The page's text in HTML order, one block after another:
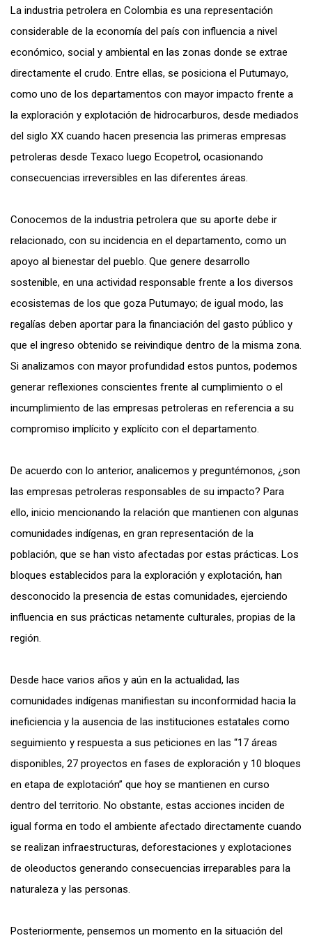
La industria petrolera en Colombia es una representación
considerable de la economía del país con influencia a nivel
económico, social y ambiental en las zonas donde se extrae
directamente el crudo. Entre ellas, se posiciona el Putumayo,
como uno de los departamentos con mayor impacto frente a
la exploración y explotación de hidrocarburos, desde mediados
del siglo XX cuando hacen presencia las primeras empresas
petroleras desde Texaco luego Ecopetrol, ocasionando
consecuencias irreversibles en las diferentes áreas.
Conocemos de la industria petrolera que su aporte debe ir
relacionado, con su incidencia en el departamento, como un
apoyo al bienestar del pueblo. Que genere desarrollo
sostenible, en una actividad responsable frente a los diversos
ecosistemas de los que goza Putumayo; de igual modo, las
regalías deben aportar para la financiación del gasto público y
que el ingreso obtenido se reivindique dentro de la misma zona.
Si analizamos con mayor profundidad estos puntos, podemos
generar reflexiones conscientes frente al cumplimiento o el
incumplimiento de las empresas petroleras en referencia a su
compromiso implícito y explícito con el departamento.
De acuerdo con lo anterior, analicemos y preguntémonos, ¿son
las empresas petroleras responsables de su impacto? Para
ello, inicio mencionando la relación que mantienen con algunas
comunidades indígenas, en gran representación de la
población, que se han visto afectadas por estas prácticas. Los
bloques establecidos para la exploración y explotación, han
desconocido la presencia de estas comunidades, ejerciendo
influencia en sus prácticas netamente culturales, propias de la
región.
Desde hace varios años y aún en la actualidad, las
comunidades indígenas manifiestan su inconformidad hacia la
ineficiencia y la ausencia de las instituciones estatales como
seguimiento y respuesta a sus peticiones en las “17 áreas
disponibles, 27 proyectos en fases de exploración y 10 bloques
en etapa de explotación” que hoy se mantienen en curso
dentro del territorio. No obstante, estas acciones inciden de
igual forma en todo el ambiente afectado directamente cuando
se realizan infraestructuras, deforestaciones y explotaciones
de oleoductos generando consecuencias irreparables para la
naturaleza y las personas.
Posteriormente, pensemos un momento en la situación del